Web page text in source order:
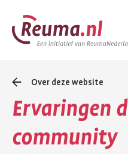
Spring
naar
hoofdinhoud
Spring
naar
footer
Over deze website
Ervaringen
community